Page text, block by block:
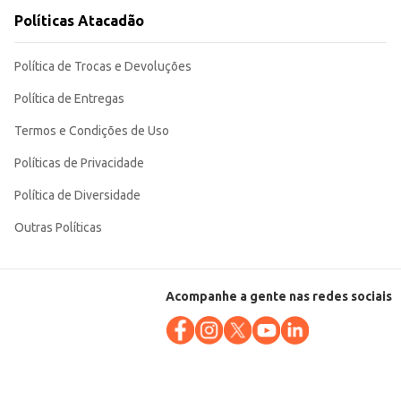
Políticas Atacadão
Política de Trocas e Devoluções
Política de Entregas
Termos e Condições de Uso
Políticas de Privacidade
Política de Diversidade
Outras Políticas
Acompanhe a gente nas redes sociais